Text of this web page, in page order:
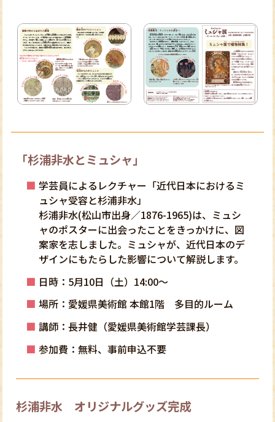
「杉浦非水とミュシャ」
学芸員によるレクチャー「近代日本におけるミ
ュシャ受容と杉浦非水」
杉浦非水(松山市出身／1876-1965)は、ミュシ
ャのポスターに出会ったことをきっかけに、図
案家を志しました。ミュシャが、近代日本のデ
ザインにもたらした影響について解説します。
日時：5月10日（土）14:00～
場所：愛媛県美術館 本館1階 多目的ルーム
講師：長井健（愛媛県美術館学芸課長）
参加費：無料、事前申込不要
杉浦非水 オリジナルグッズ完成